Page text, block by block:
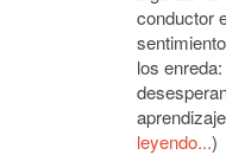
conductor
los
leyendo...)